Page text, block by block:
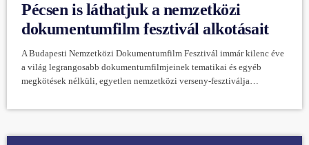
Pécsen is láthatjuk a nemzetközi
dokumentumfilm fesztivál alkotásait
A Budapesti Nemzetközi Dokumentumfilm Fesztivál immár kilenc éve
a világ legrangosabb dokumentumfilmjeinek tematikai és egyéb
megkötések nélküli, egyetlen nemzetközi verseny-fesztiválja
nagyon aktuális és változatos témájú dokumentumfilmet láthat a pécsi
nagyon változatosak és aktuálisak. Az idei fesztivál szlogenje: Tiszteld